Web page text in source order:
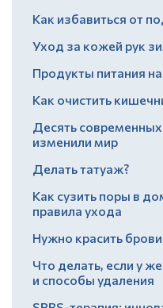
Как избавиться от
Уход за кожей рук
Продукты питания
Как очистить
Десять
изменили мир
Делать татуаж?
Как сузить поры в
правила ухода
Нужно красить
Что делать, если у
и способы удаления